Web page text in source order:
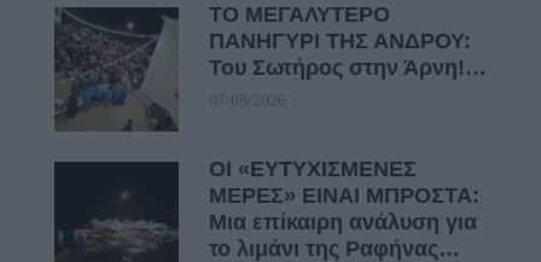
ΤΟ ΜΕΓΑΛΥΤΕΡΟ
ΠΑΝΗΓΥΡΙ ΤΗΣ ΑΝΔΡΟΥ:
Του Σωτήρος στην Άρνη!…
07/08/2026
ΟΙ «ΕΥΤΥΧΙΣΜΕΝΕΣ
ΜΕΡΕΣ» ΕΙΝΑΙ ΜΠΡΟΣΤΑ:
Μια επίκαιρη ανάλυση για
το λιμάνι της Ραφήνας…